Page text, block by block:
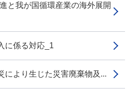
と我が国循環産業の海外展開
に係る対応_1
より生じた災害廃棄物及...